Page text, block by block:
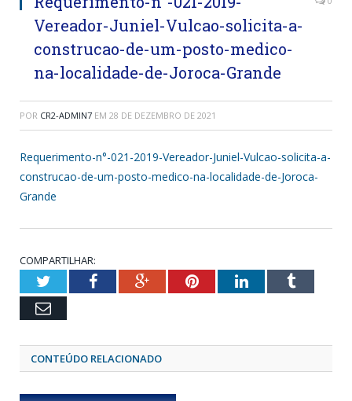
Vereador-Juniel-Vulcao-solicita-a-
construcao-de-um-posto-medico-
na-localidade-de-Joroca-Grande
POR CR2-ADMIN7 EM 28 DE DEZEMBRO DE 2021
Requerimento-n°-021-2019-Vereador-Juniel-Vulcao-solicita-a-
construcao-de-um-posto-medico-na-localidade-de-Joroca-
Grande
COMPARTILHAR:
TwitterFacebookGoogle+PinterestLinkedInTumblr
Email
CONTEÚDO RELACIONADO